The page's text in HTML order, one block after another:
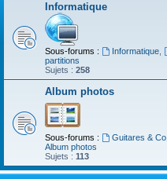
Informatique
Sous-forums : Informatique,
partitions
Sujets : 258
Album photos
Sous-forums : Guitares & Co,
Album photos
Sujets : 113